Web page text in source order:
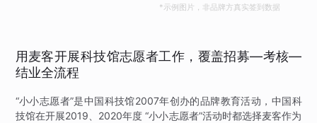
*示例图片，非品牌方真实签到数据
用麦客开展科技馆志愿者工作，覆盖招募—考核—
结业全流程
“小小志愿者”是中国科技馆2007年创办的品牌教育活动，中国科
技馆在开展2019、2020年度 “小小志愿者”活动时都选择麦客作为